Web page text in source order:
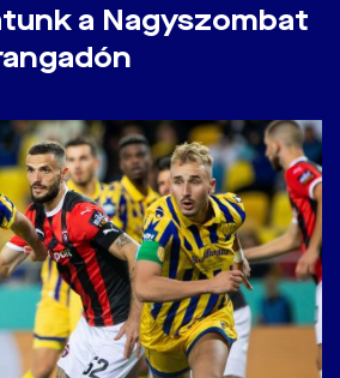
a Nagyszombat